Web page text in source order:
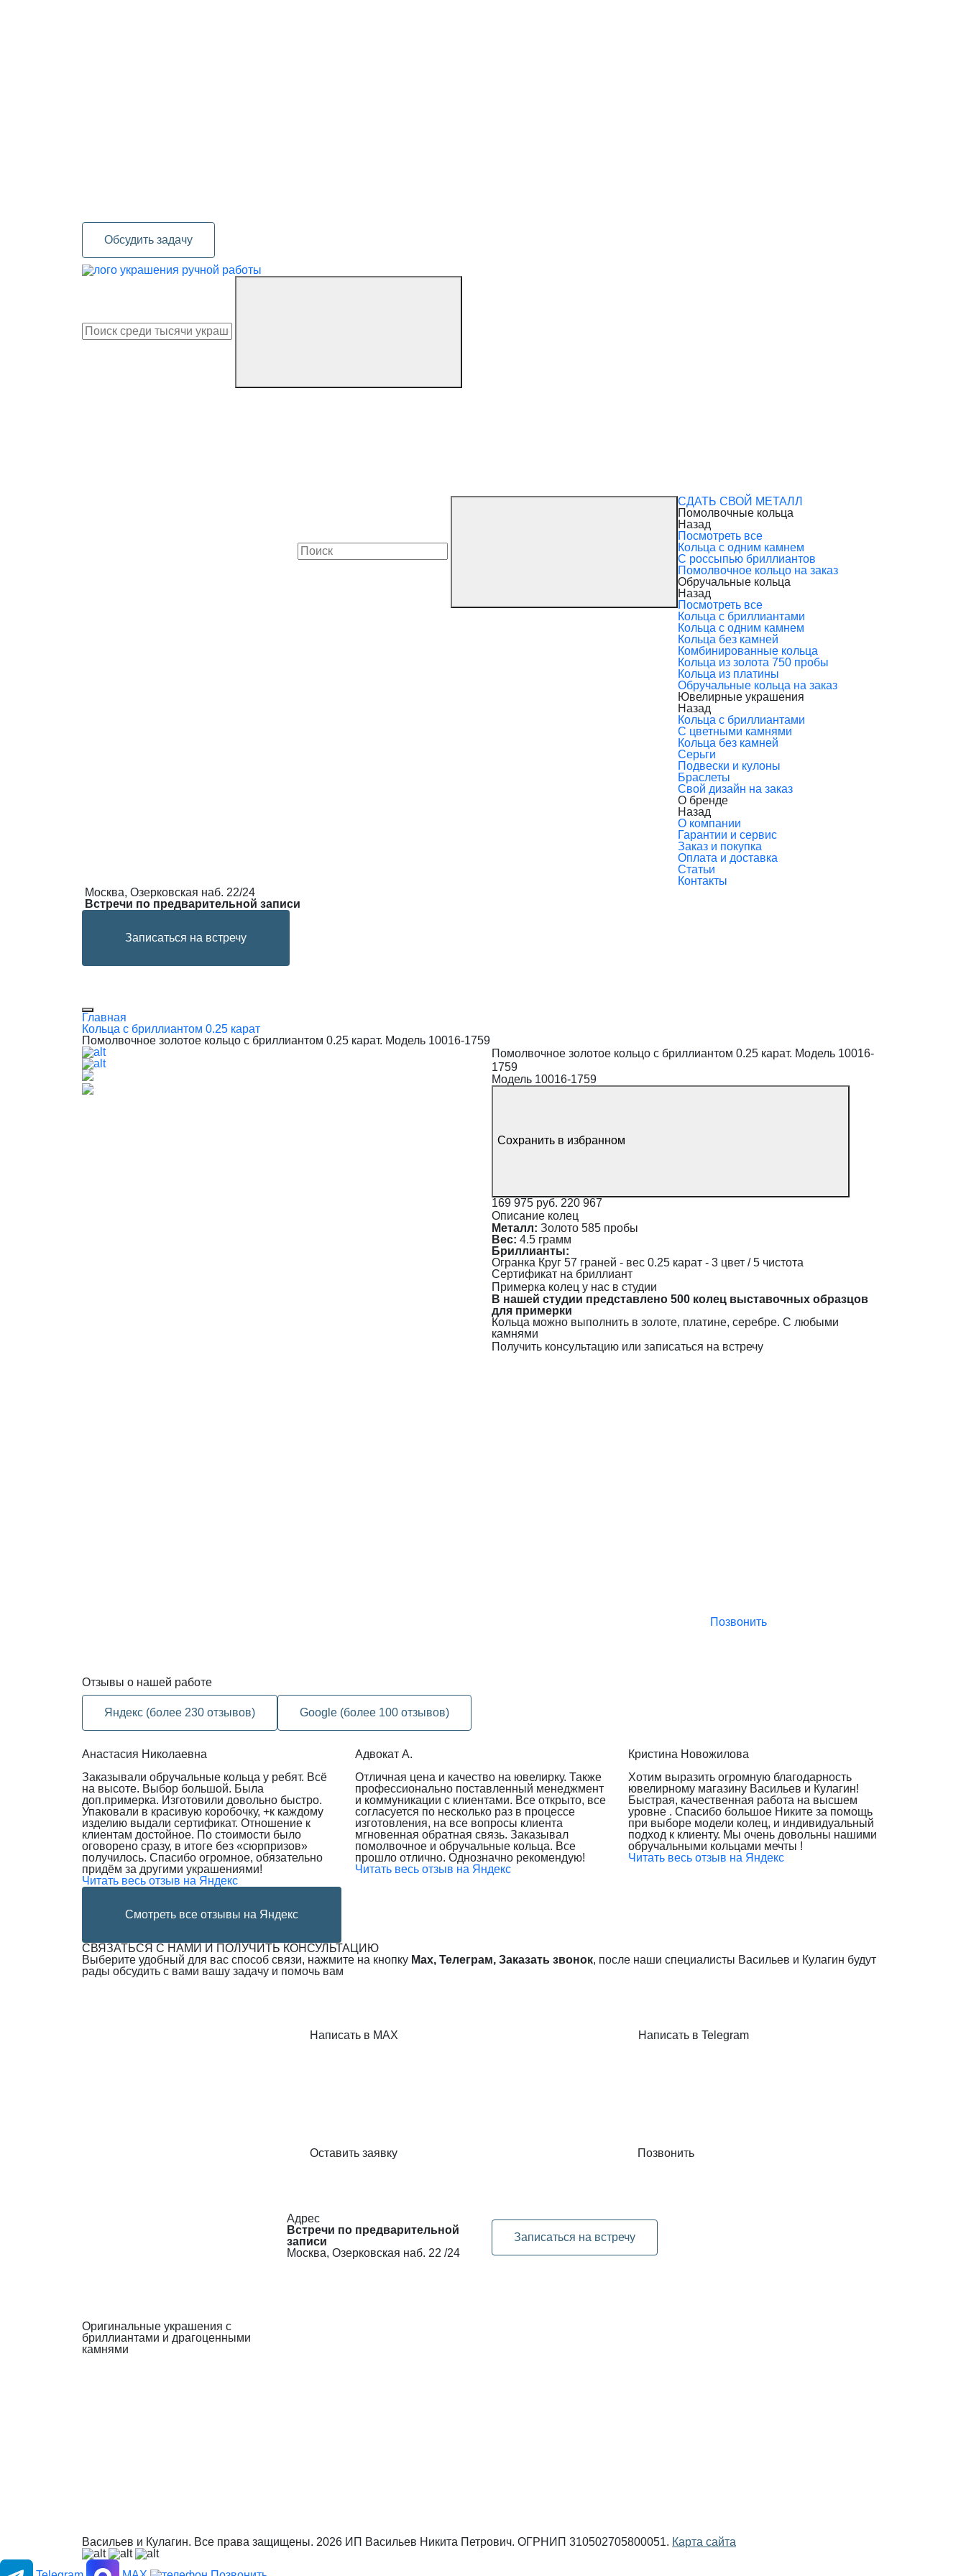
Обсудить задачу
украшения ручной работы
СДАТЬ СВОЙ МЕТАЛЛ
Помолвочные кольца
Назад
Посмотреть все
Кольца с одним камнем
С россыпью бриллиантов
Помолвочное кольцо на заказ
Обручальные кольца
Назад
Посмотреть все
Кольца с бриллиантами
Кольца с одним камнем
Кольца без камней
Комбинированные кольца
Кольца из золота 750 пробы
Кольца из платины
Обручальные кольца на заказ
Ювелирные украшения
Назад
Кольца с бриллиантами
С цветными камнями
Кольца без камней
Серьги
Подвески и кулоны
Браслеты
Свой дизайн на заказ
О бренде
Назад
О компании
Гарантии и сервис
Заказ и покупка
Оплата и доставка
Статьи
Контакты
Москва, Озерковская наб. 22/24
Встречи по предварительной записи
Записаться на встречу
Главная
Кольца с бриллиантом 0.25 карат
Помолвочное золотое кольцо с бриллиантом 0.25 карат. Модель 10016-1759
Помолвочное золотое кольцо с бриллиантом 0.25 карат. Модель 10016-
1759
Модель 10016-1759
Сохранить в избранном
169 975 руб. 220 967
Описание колец
Металл: Золото 585 пробы
Вес: 4.5 грамм
Бриллианты:
Огранка Круг 57 граней - вес 0.25 карат - 3 цвет / 5 чистота
Сертификат на бриллиант
Примерка колец у нас в студии
В нашей студии представлено 500 колец выставочных образцов
для примерки
Кольца можно выполнить в золоте, платине, серебре. С любыми
камнями
Получить консультацию или записаться на встречу
Позвонить
Отзывы о нашей работе
Яндекс (более 230 отзывов) Google (более 100 отзывов)
Анастасия Николаевна
Заказывали обручальные кольца у ребят. Всё
на высоте. Выбор большой. Была
доп.примерка. Изготовили довольно быстро.
Упаковали в красивую коробочку, +к каждому
изделию выдали сертификат. Отношение к
клиентам достойное. По стоимости было
оговорено сразу, в итоге без «сюрпризов»
получилось. Спасибо огромное, обязательно
придём за другими украшениями!
Читать весь отзыв на Яндекс
Адвокат А.
Отличная цена и качество на ювелирку. Также
профессионально поставленный менеджмент
и коммуникации с клиентами. Все открыто, все
согласуется по несколько раз в процессе
изготовления, на все вопросы клиента
мгновенная обратная связь. Заказывал
помолвочное и обручальные кольца. Все
прошло отлично. Однозначно рекомендую!
Читать весь отзыв на Яндекс
Кристина Новожилова
Хотим выразить огромную благодарность
ювелирному магазину Васильев и Кулагин!
Быстрая, качественная работа на высшем
уровне . Спасибо большое Никите за помощь
при выборе модели колец, и индивидуальный
подход к клиенту. Мы очень довольны нашими
обручальными кольцами мечты !
Читать весь отзыв на Яндекс
Смотреть все отзывы на Яндекс
СВЯЗАТЬСЯ С НАМИ И ПОЛУЧИТЬ КОНСУЛЬТАЦИЮ
Выберите удобный для вас способ связи, нажмите на кнопку Max, Телеграм, Заказать звонок, после наши специалисты Васильев и Кулагин будут
рады обсудить с вами вашу задачу и помочь вам
Написать в MAX Написать в Telegram
Оставить заявку Позвонить
Оригинальные украшения с
бриллиантами и драгоценными
камнями
Адрес
Встречи по предварительной
записи
Москва, Озерковская наб. 22 /24
Записаться на встречу
Васильев и Кулагин. Все права защищены. 2026 ИП Васильев Никита Петрович. ОГРНИП 310502705800051. Карта сайта